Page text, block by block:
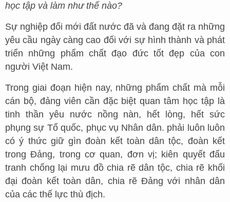
học tập và làm như thế nào?
Sự nghiệp đổi mới đất nước đã và đang đặt ra những
yêu cầu ngày càng cao đối với sự hình thành và phát
triển những phẩm chất đạo đức tốt đẹp của con
người Việt Nam.
Trong giai đoạn hiện nay, những phẩm chất mà mỗi
cán bộ, đảng viên cần đặc biệt quan tâm học tập là
tinh thần yêu nước nồng nàn, hết lòng, hết sức
phụng sự Tổ quốc, phục vụ Nhân dân. phải luôn luôn
có ý thức giữ gìn đoàn kết toàn dân tộc, đoàn kết
trong Đảng, trong cơ quan, đơn vị; kiên quyết đấu
tranh chống lại mưu đồ chia rẽ dân tộc, chia rẽ khối
đại đoàn kết toàn dân, chia rẽ Đảng với nhân dân
của các thế lực thù địch.